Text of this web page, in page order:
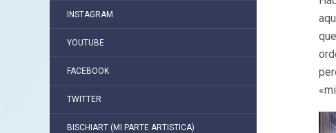
INSTAGRAM
YOUTUBE
FACEBOOK
TWITTER
BISCHIART (MI PARTE ARTISTICA)